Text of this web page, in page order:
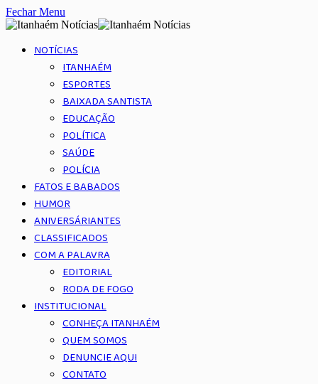
Fechar Menu
NOTÍCIAS
ITANHAÉM
ESPORTES
BAIXADA SANTISTA
EDUCAÇÃO
POLÍTICA
SAÚDE
POLÍCIA
FATOS E BABADOS
HUMOR
ANIVERSÁRIANTES
CLASSIFICADOS
COM A PALAVRA
EDITORIAL
RODA DE FOGO
INSTITUCIONAL
CONHEÇA ITANHAÉM
QUEM SOMOS
DENUNCIE AQUI
CONTATO